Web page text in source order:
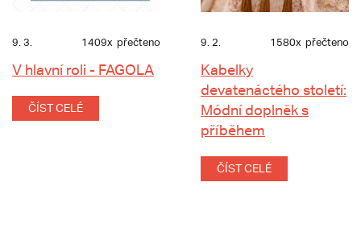
9. 3. 1409x přečteno
V hlavní roli - FAGOLA
ČÍST CELÉ
9. 2. 1580x přečteno
Kabelky
devatenáctého století:
Módní doplněk s
příběhem
ČÍST CELÉ